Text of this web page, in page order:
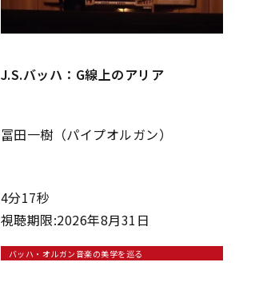
J.S.バッハ：G線上のアリア
冨田一樹（パイプオルガン）
4分17秒
視聴期限:2026年8月31日
バッハ・オルガン音楽の美学を巡る